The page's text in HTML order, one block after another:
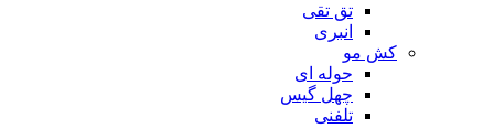
تق تقی
انبری
کش مو
حوله ای
چهل گیس
تلفنی